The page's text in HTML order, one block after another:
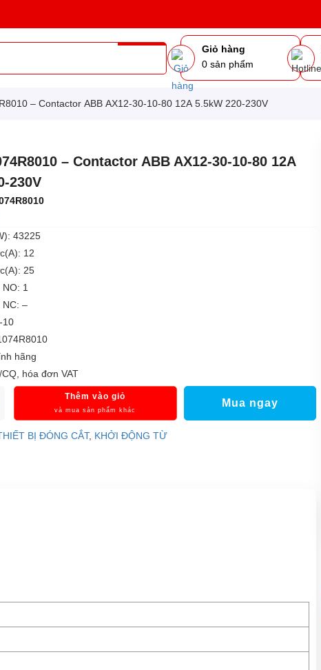
Giỏ hàng
0 sản phẩm
– Contactor ABB AX12-30-10-80 12A 5.5kW 220-230V
– Contactor ABB AX12-30-10-80 12A
230V
43225
12
25
1
NC: –
10
hãng
hóa đơn VAT
Thêm vào giỏ
và mua sản phẩm khác
Mua ngay
BỊ ĐÓNG CẮT, KHỞI ĐỘNG TỪ